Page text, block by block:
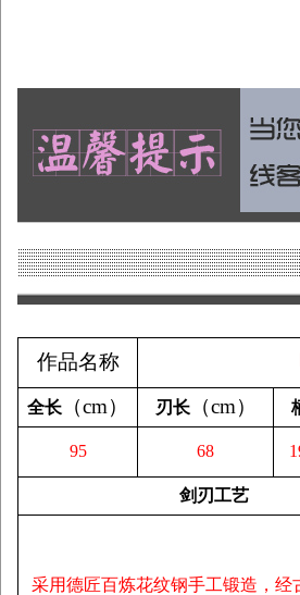
作品名称
全长 （cm） 刃长（cm）
95 68
剑刃工艺
采用德匠百炼花纹钢手工锻造，经